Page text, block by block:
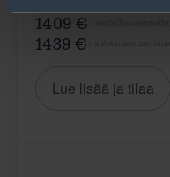
1349 €/ sarja
1409 €
1439 €
Lue lisää ja tilaa